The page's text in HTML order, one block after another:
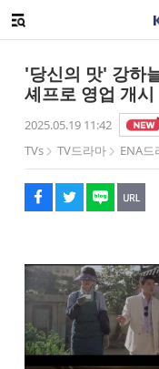
메뉴 열기
'당신의 맛' 강하
셰프로 영업 개시
2025.05.19 11:42
TVs
TV드라마 ENA드
페이스북
트위터
네이버
URL복사
글씨 작게보기
글씨 크게보기
해시태그